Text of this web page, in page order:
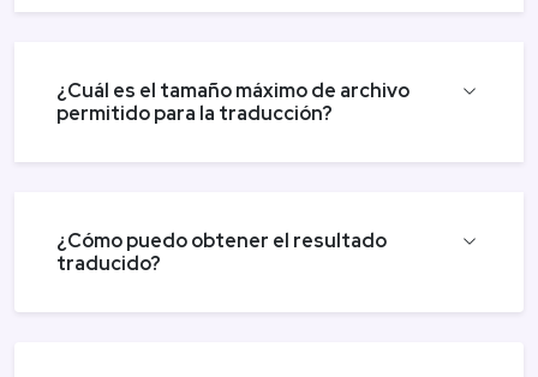
¿Cuál es el tamaño máximo de archivo
permitido para la traducción?
¿Cómo puedo obtener el resultado
traducido?